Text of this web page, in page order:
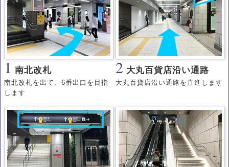
1 南北改札
南北改札を出て、6番出口を目指
します
2 大丸百貨店沿い通路
大丸百貨店沿い通路を直進します